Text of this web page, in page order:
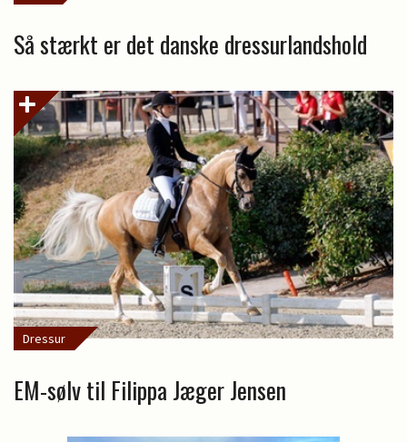
Så stærkt er det danske dressurlandshold
Dressur
EM-sølv til Filippa Jæger Jensen